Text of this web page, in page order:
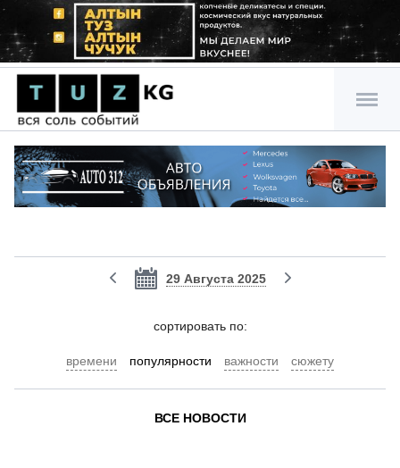
29 Августа 2025
cортировать по:
времени популярности важности сюжету
ВСЕ НОВОСТИ